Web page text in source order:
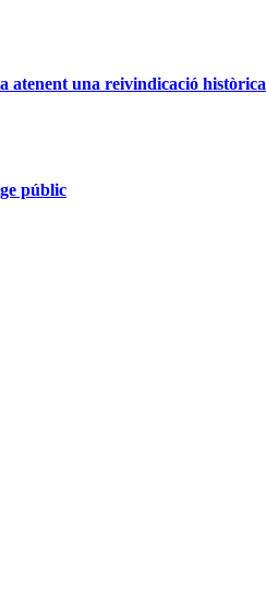
atenent una reivindicació històrica
públic